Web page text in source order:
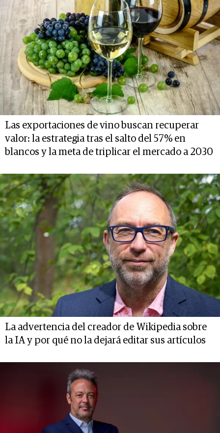
Las exportaciones de vino buscan recuperar
valor: la estrategia tras el salto del 57% en
blancos y la meta de triplicar el mercado a 2030
La advertencia del creador de Wikipedia sobre
la IA y por qué no la dejará editar sus artículos